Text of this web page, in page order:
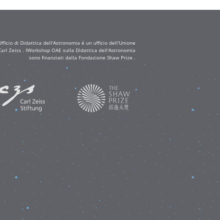
di Didattica dell'Astronomia é un ufficio dell'Unione
Zeiss . IWorkshop OAE sulla Didattica dell'Astronomia
sono finanziati dalla Fondazione Shaw Prize .